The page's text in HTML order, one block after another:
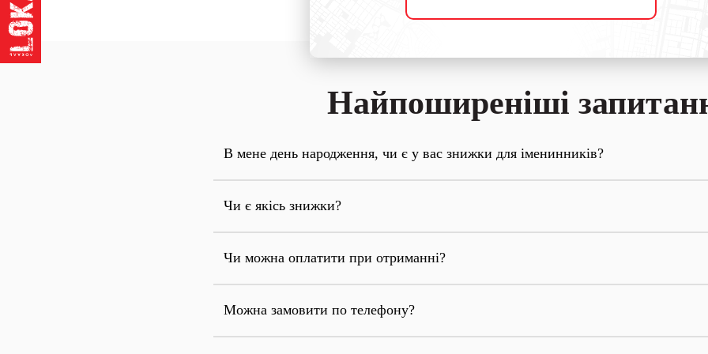
Найпоширеніші
В мене день народження, чи є у вас знижки для іменинників?
Чи є якісь знижки?
Чи можна оплатити при отриманні?
Можна замовити по телефону?